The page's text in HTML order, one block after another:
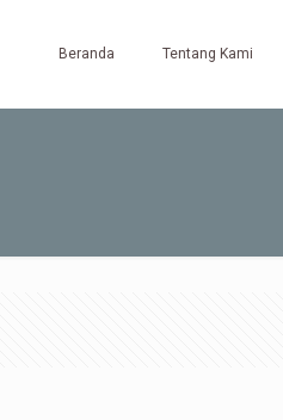
Beranda Tentang Kami